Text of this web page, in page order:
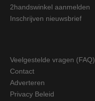
2handswinkel aanmelden
Inschrijven nieuwsbrief
Veelgestelde vragen (FAQ)
Contact
Adverteren
Privacy Beleid